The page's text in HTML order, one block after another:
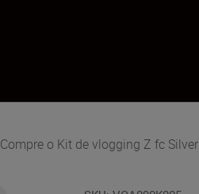
Compre o Kit de vlogging Z fc Silver